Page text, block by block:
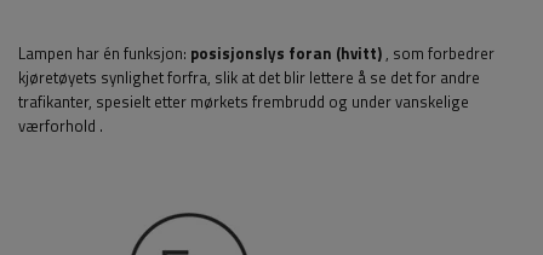
Lampen har én funksjon: posisjonslys foran (hvitt), som forbedrer
kjøretøyets synlighet forfra, slik at det blir lettere å se det for andre
trafikanter, spesielt etter mørkets frembrudd og under vanskelige
værforhold .